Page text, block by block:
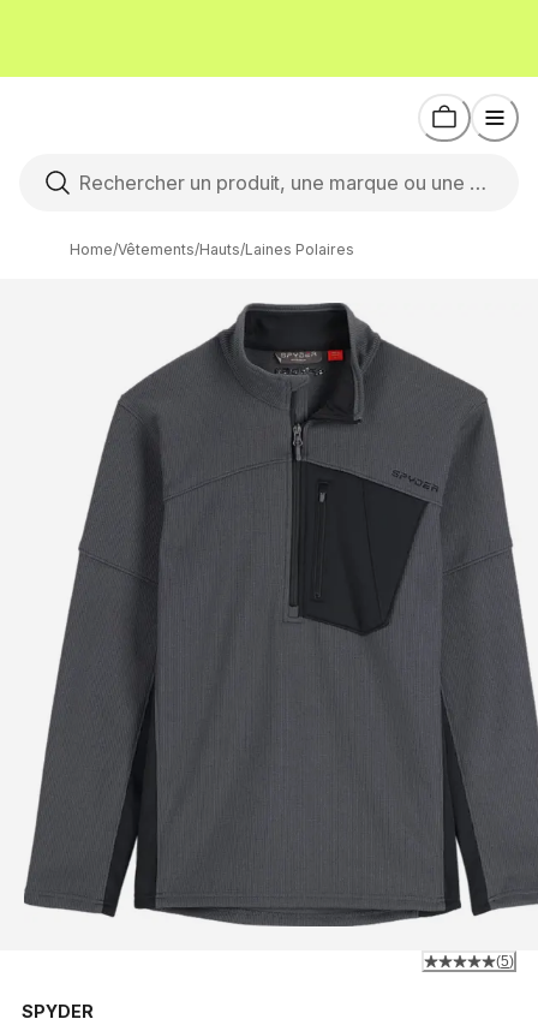
Home/Vêtements/Hauts/Laines Polaires
SPYDER
(5)